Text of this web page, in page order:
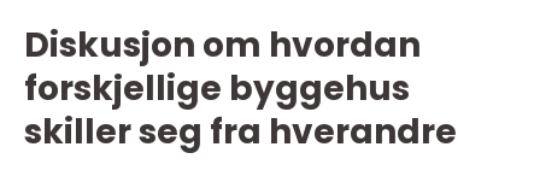
Diskusjon om hvordan
forskjellige byggehus
skiller seg fra hverandre